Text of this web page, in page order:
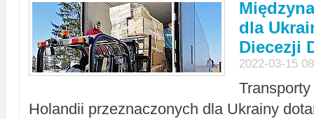
dla
Diecezji
2022-03-15
Holandii przeznaczonych dla Ukrainy